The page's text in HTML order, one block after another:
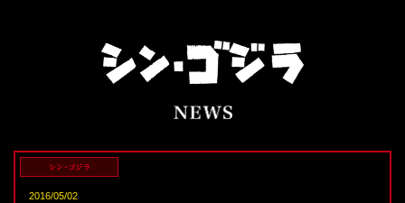
ゴジラ
2016/05/02